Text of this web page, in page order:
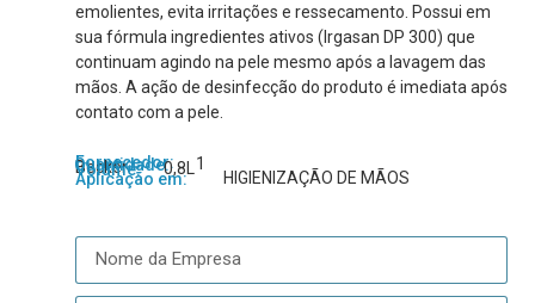
emolientes, evita irritações e ressecamento. Possui em
sua fórmula ingredientes ativos (Irgasan DP 300) que
continuam agindo na pele mesmo após a lavagem das
mãos. A ação de desinfecção do produto é imediata após
contato com a pele.
Fornecedor:
Becker
Quantidade: 1
Volume: 0,8L
Aplicação em: HIGIENIZAÇÃO DE MÃOS